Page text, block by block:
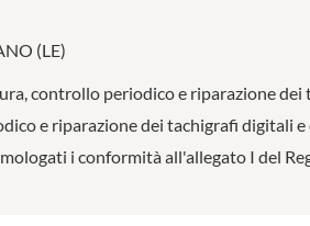
(LE)
controllo periodico e riparazione
e riparazione dei tachigrafi digitali
i conformità all'allegato I del